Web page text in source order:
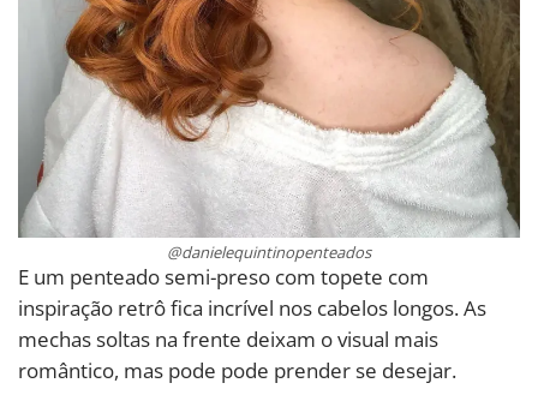
@danielequintinopenteados
E um penteado semi-preso com topete com
inspiração retrô fica incrível nos cabelos longos. As
mechas soltas na frente deixam o visual mais
romântico, mas pode pode prender se desejar.